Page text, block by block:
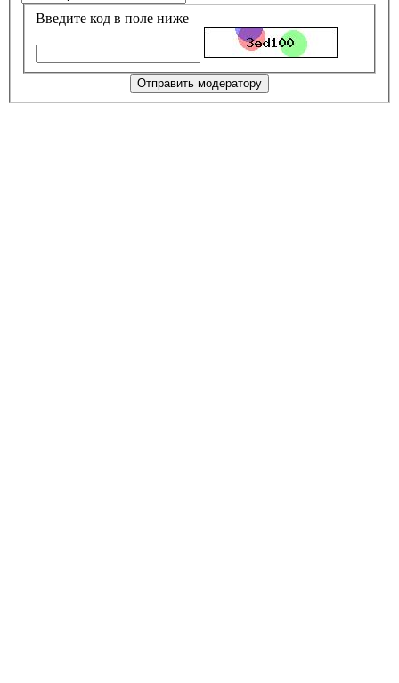
Введите код в поле ниже
Отправить модератору